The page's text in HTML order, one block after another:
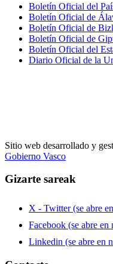
Boletín Oficial del
Boletín Oficial de
Boletín Oficial de
Boletín Oficial de
Boletín Oficial del
Diario Oficial de la
Sitio web desarrollado y
Gobierno Vasco
Gizarte sareak
X - Twitter (se abre
Facebook (se abre en
Linkedin (se abre en